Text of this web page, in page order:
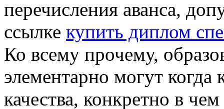
перечисления аванса,
ссылке купить диплом
Ко всему прочему,
элементарно могут когда
качества, конкретно в